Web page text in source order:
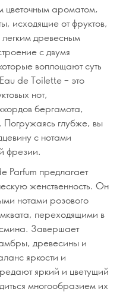
цветочным ароматом,
исходящие от фруктов,
древесным
с двумя
воплощают суть
de Toilette – это
нот,
бергамота,
глубже, вы
с нотами
фрезии.
Parfum предлагает
женственность. Он
нотами розового
переходящими в
Завершает
древесины и
яркости и
яркий и цветущий
многообразием их